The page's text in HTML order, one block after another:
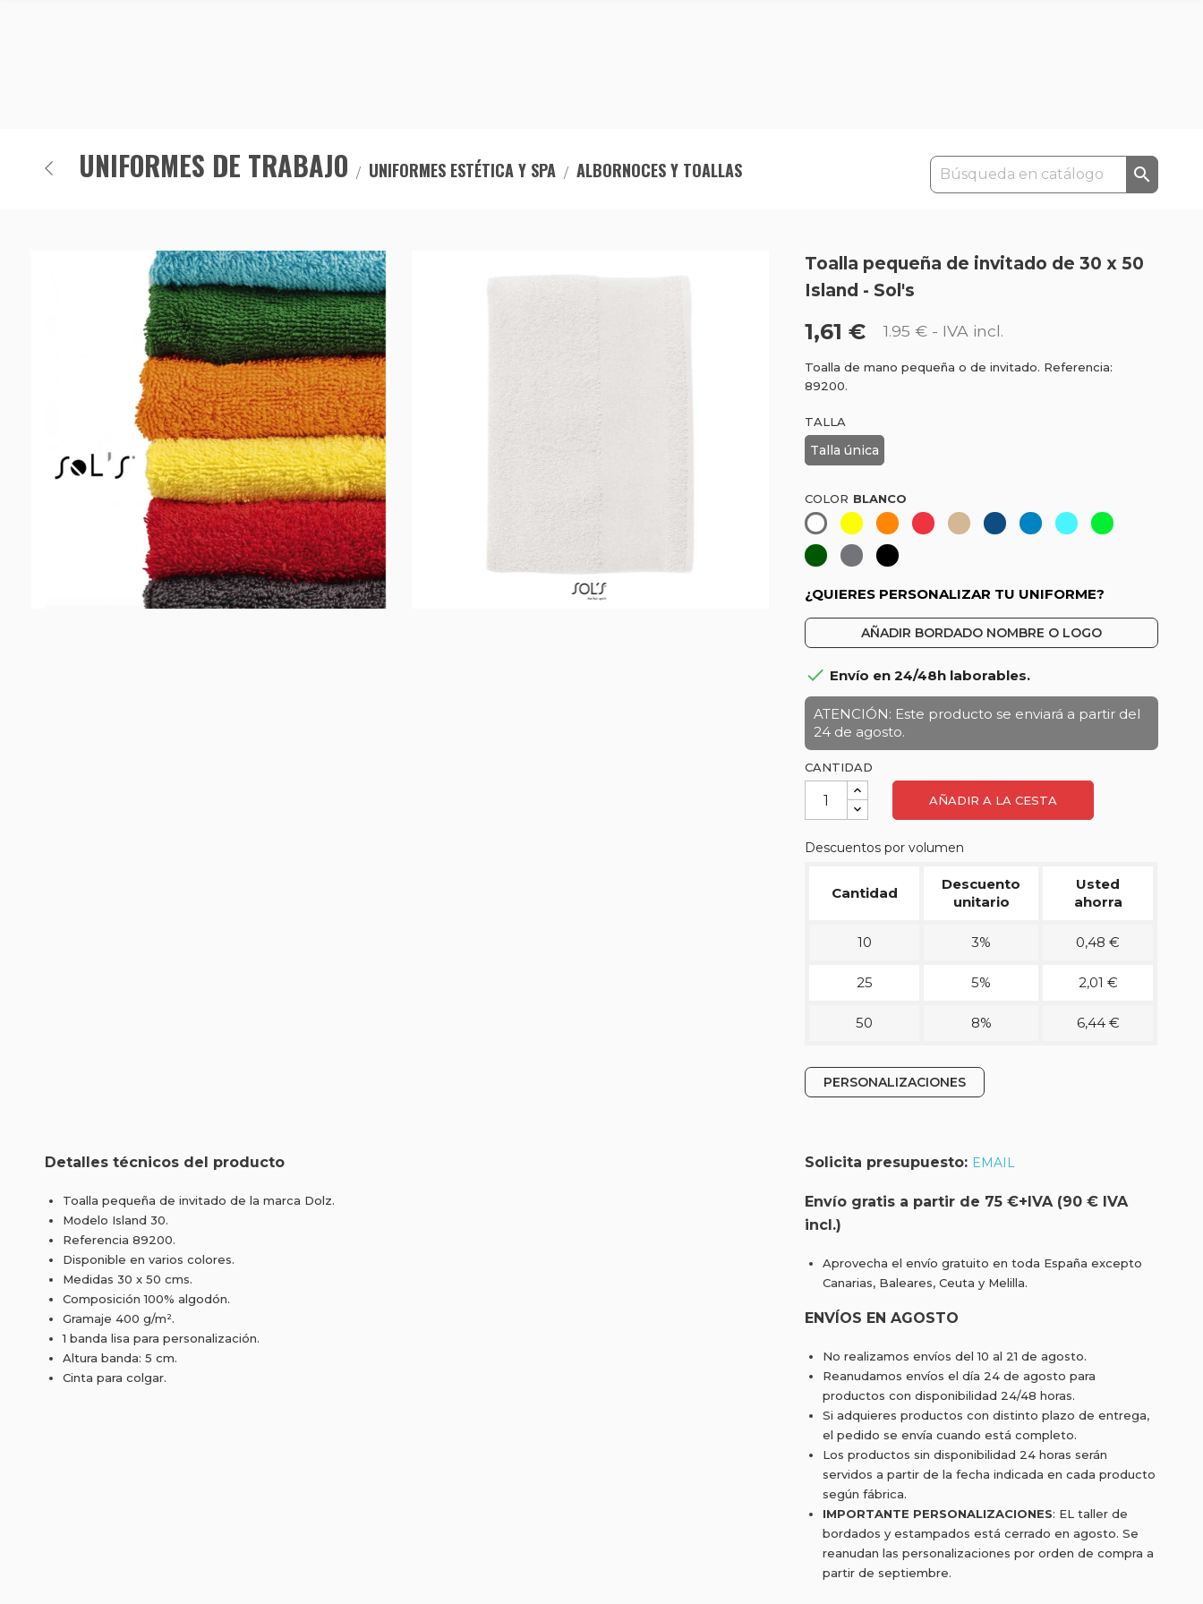
UNIFORMES DE TRABAJO UNIFORMES ESTÉTICA Y SPA ALBORNOCES Y TOALLAS 
Toalla pequeña de invitado de 30 x 50
Island - Sol's
1,61 € 1.95 € - IVA incl.
Toalla de mano pequeña o de invitado. Referencia:
89200.
TALLA
Talla única
COLOR
BlancoAmarilloNaranja-
Rojo
Beige-Azul
Azul TurquesaVerde
VerdeGris
Negro
¿QUIERES PERSONALIZAR TU UNIFORME?
AÑADIR BORDADO NOMBRE O LOGO
 Envío en 24/48h laborables.
ATENCIÓN: Este producto se enviará a partir del
24 de agosto.
CANTIDAD
AÑADIR A LA CESTA
Descuentos por volumen
Cantidad
Descuento
unitario
Usted
ahorra
10 3% 0,48 €
25 5% 2,01 €
50 8% 6,44 €
PERSONALIZACIONES
Detalles técnicos del producto
Toalla pequeña de invitado de la marca Dolz.
Modelo Island 30.
Referencia 89200.
Disponible en varios colores.
Medidas 30 x 50 cms.
Composición 100% algodón.
Gramaje 400 g/m².
1 banda lisa para personalización.
Altura banda: 5 cm.
Cinta para colgar.
Solicita presupuesto: EMAIL
Envío gratis a partir de 75 €+IVA (90 € IVA
incl.)
Aprovecha el envío gratuito en toda España excepto
Canarias, Baleares, Ceuta y Melilla.
ENVÍOS EN AGOSTO
No realizamos envíos del 10 al 21 de agosto.
Reanudamos envíos el día 24 de agosto para
productos con disponibilidad 24/48 horas.
Si adquieres productos con distinto plazo de entrega,
el pedido se envía cuando está completo.
Los productos sin disponibilidad 24 horas serán
servidos a partir de la fecha indicada en cada producto
según fábrica.
IMPORTANTE PERSONALIZACIONES: EL taller de
bordados y estampados está cerrado en agosto. Se
reanudan las personalizaciones por orden de compra a
partir de septiembre.